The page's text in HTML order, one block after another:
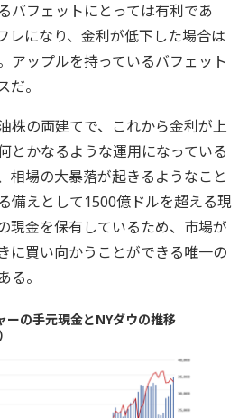
バフェットにとっては有利であ
レになり、金利が低下した場合は
アップルを持っているバフェット
。
株の両建てで、これから金利が上
とかなるような運用になっている
相場の大暴落が起きるようなこと
備えとして1500億ドルを超える現
現金を保有しているため、市場が
に買い向かうことができる唯一の
る。
ーの手元現金とNYダウの推移